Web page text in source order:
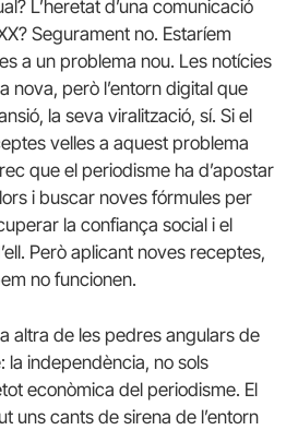
L’heretat d’una comunicació
Segurament no. Estaríem
a un problema nou. Les notícies
nova, però l’entorn digital que
la seva viralització, sí. Si el
velles a aquest problema
que el periodisme ha d’apostar
i buscar noves fórmules per
la confiança social i el
Però aplicant noves receptes,
no funcionen.
altra de les pedres angulars de
la independència, no sols
econòmica del periodisme. El
uns cants de sirena de l’entorn